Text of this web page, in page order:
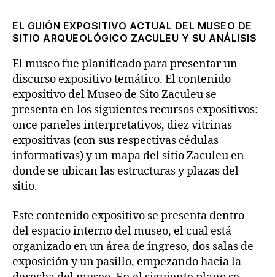
EL GUIÓN EXPOSITIVO ACTUAL DEL MUSEO DE
SITIO ARQUEOLÓGICO ZACULEU Y SU ANÁLISIS
El museo fue planificado para presentar un
discurso expositivo temático. El contenido
expositivo del Museo de Sito Zaculeu se
presenta en los siguientes recursos expositivos:
once paneles interpretativos, diez vitrinas
expositivas (con sus respectivas cédulas
informativas) y un mapa del sitio Zaculeu en
donde se ubican las estructuras y plazas del
sitio.
Este contenido expositivo se presenta dentro
del espacio interno del museo, el cual está
organizado en un área de ingreso, dos salas de
exposición y un pasillo, empezando hacia la